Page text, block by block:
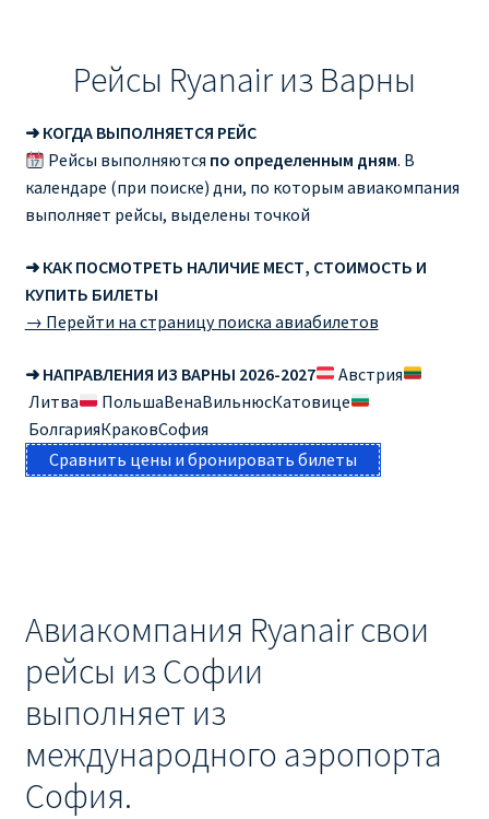
Рейсы Ryanair из Варны
➜ КОГДА ВЫПОЛНЯЕТСЯ РЕЙС
Рейсы выполняются по определенным дням. В
календаре (при поиске) дни, по которым авиакомпания
выполняет рейсы, выделены точкой
➜ КАК ПОСМОТРЕТЬ НАЛИЧИЕ МЕСТ, СТОИМОСТЬ И
КУПИТЬ БИЛЕТЫ
→ Перейти на страницу поиска авиабилетов
➜ НАПРАВЛЕНИЯ ИЗ ВАРНЫ 2026-2027
Австрия
Литва
ПольшаВенаВильнюсКатовице
БолгарияКраковСофия
Сравнить цены и бронировать билеты
Авиакомпания Ryanair свои
рейсы из Софии
выполняет из
международного аэропорта
София.